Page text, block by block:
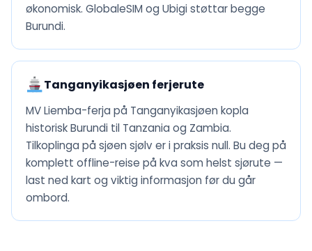
økonomisk. GlobaleSIM og Ubigi støttar begge
Burundi.
Tanganyikasjøen ferjerute
MV Liemba-ferja på Tanganyikasjøen kopla
historisk Burundi til Tanzania og Zambia.
Tilkoplinga på sjøen sjølv er i praksis null. Bu deg på
komplett offline-reise på kva som helst sjørute —
last ned kart og viktig informasjon før du går
ombord.